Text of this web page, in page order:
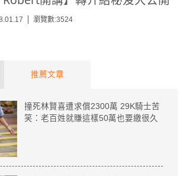
瀏覽數:3524
推薦文章
撞死林賢喜遭求償2300萬 29K騎士苦
笑：老百姓就賺這樣50萬也要繳很久